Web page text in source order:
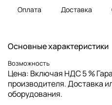
Оплата Доставка
Основные характеристики
Возможность
Цена: Включая НДС 5 %
производителя. Доставка
оборудования.